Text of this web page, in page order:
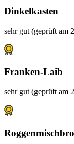
Dinkelkasten
sehr gut (geprüft am
Franken-Laib
sehr gut (geprüft am